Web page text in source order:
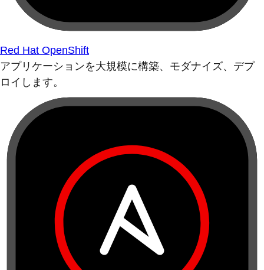
Red Hat OpenShift
アプリケーションを大規模に構築、モダナイズ、デプ
ロイします。